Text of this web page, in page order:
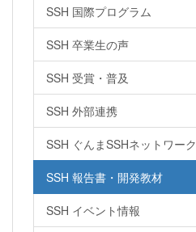
SSH 国際プログラム
SSH 卒業生の声
SSH 受賞・普及
SSH 外部連携
SSH ぐんまSSHネットワーク
SSH 報告書・開発教材
SSH イベント情報